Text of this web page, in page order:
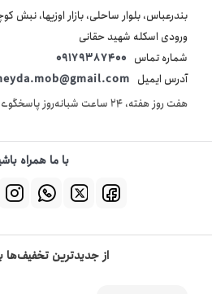
ورودی اسکله شهید حقانی
شماره تماس 09179387400
آدرس ایمیل
هفت روز هفته، ۲۴ ساعت شبانه‌روز پاسخگوی شما هستیم.
با ما همراه
از جدیدترین تخفیف‌ها